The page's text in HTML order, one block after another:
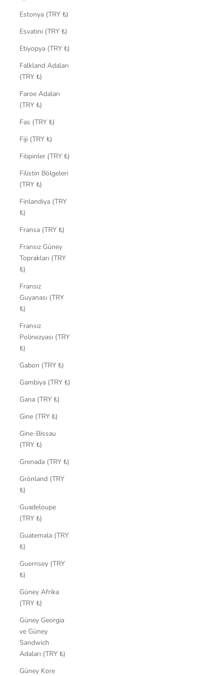
Estonya (TRY ₺)
Esvatini (TRY ₺)
Etiyopya (TRY ₺)
Falkland Adaları
(TRY ₺)
Faroe Adaları
(TRY ₺)
Fas (TRY ₺)
Fiji (TRY ₺)
Filipinler (TRY ₺)
Filistin Bölgeleri
(TRY ₺)
Finlandiya (TRY
₺)
Fransa (TRY ₺)
Fransız Güney
Toprakları (TRY
₺)
Fransız
Guyanası (TRY
₺)
Fransız
Polinezyası (TRY
₺)
Gabon (TRY ₺)
Gambiya (TRY ₺)
Gana (TRY ₺)
Gine (TRY ₺)
Gine-Bissau
(TRY ₺)
Grenada (TRY ₺)
Grönland (TRY
₺)
Guadeloupe
(TRY ₺)
Guatemala (TRY
₺)
Guernsey (TRY
₺)
Güney Afrika
(TRY ₺)
Güney Georgia
ve Güney
Sandwich
Adaları (TRY ₺)
Güney Kore